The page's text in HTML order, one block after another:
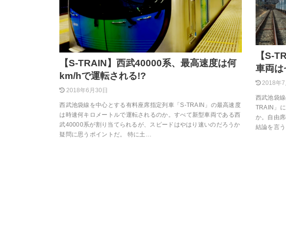
【S-TRAIN】西武40000系、最高速度は何
km/hで運転される!?
2018年6月30日
西武池袋線を中心とする有料座席指定列車「S-TRAIN」の最高速度
は時速何キロメートルで運転されるのか。すべて新型車両である西
武40000系が割り当てられるが、スピードはやはり速いのだろうか
疑問に思うポイントだ。 特に土…
【S-
車両は
2018年7
西武池袋
TRAIN」
か。自由
結論を言